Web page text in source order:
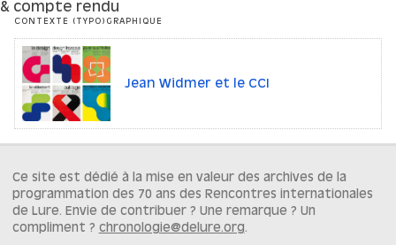
& compte rendu
CONTEXTE (TYPO)GRAPHIQUE
Jean Widmer et le CCI
Ce site est dédié à la mise en valeur des archives de la
programmation des 70 ans des Rencontres internationales
de Lure. Envie de contribuer ? Une remarque ? Un
compliment ? chronologie@delure.org.